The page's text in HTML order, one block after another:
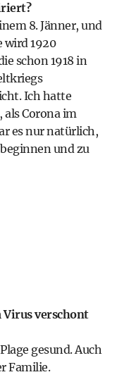
8. Jänner, und
wird 1920
schon 1918 in
Ich hatte
als Corona im
es nur natürlich,
und zu
Virus verschont
gesund. Auch
Familie.